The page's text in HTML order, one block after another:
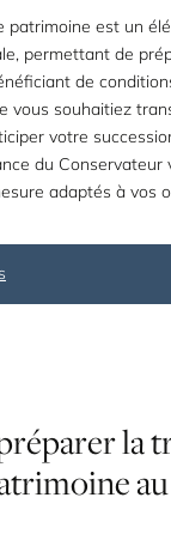
patrimoine est un
permettant de
de
vous souhaitiez
votre
du Conservateur
adaptés à vos
la
au